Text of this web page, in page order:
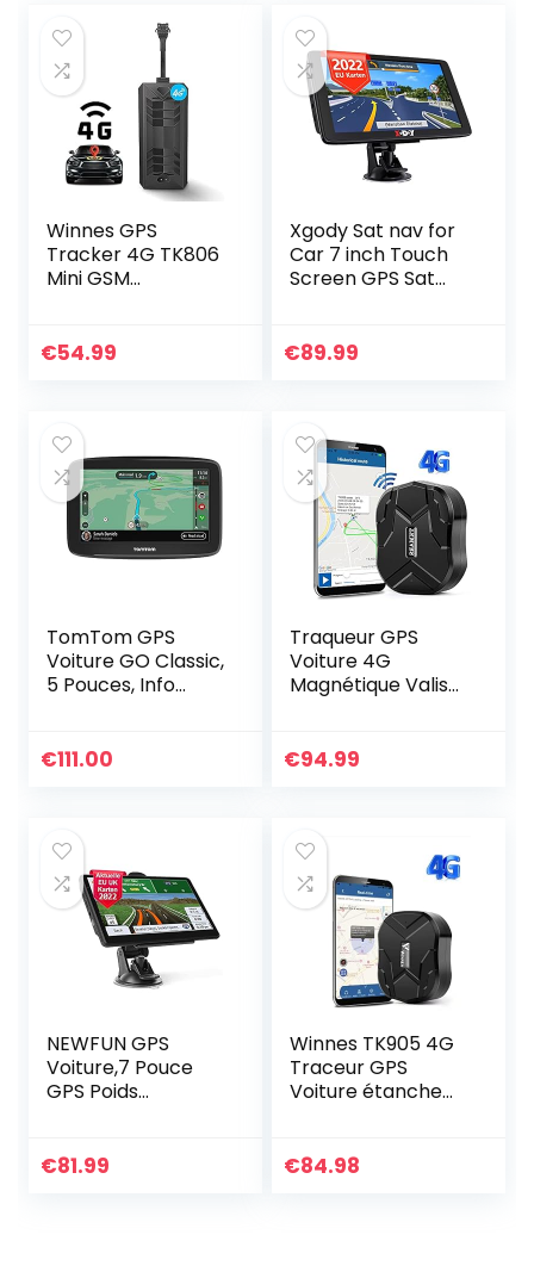
Winnes GPS
Tracker 4G TK806
Mini GSM
Voiture, Moto,
€54.99
Xgody Sat nav for
Car 7 inch Touch
Screen GPS Sat
with 2022 Europe
€89.99
TomTom GPS
Voiture GO Classic,
5 Pouces, Info
de Danger, Cartes
€111.00
Traqueur GPS
Voiture 4G
Magnétique Valise
80 Jours Veille
€94.99
NEWFUN GPS
Voiture,7 Pouce
GPS Poids
HD Écran
€81.99
Winnes TK905 4G
Traceur GPS
Voiture étanche
réel GPS Tracker
€84.98